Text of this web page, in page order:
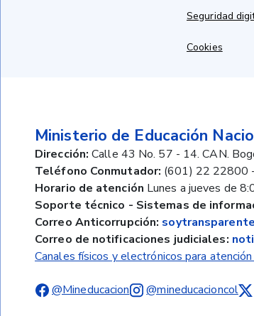
Seguridad
Cookies
Ministerio de Educación
Dirección: Calle 43 No. 57 - 14. CAN.
Teléfono Conmutador: (601) 22 22800
Horario de atención Lunes a jueves de
Soporte técnico - Sistemas de
Correo Anticorrupción:
Correo de notificaciones judiciales:
Canales físicos y electrónicos para
@Mineducacion @mineducacioncol